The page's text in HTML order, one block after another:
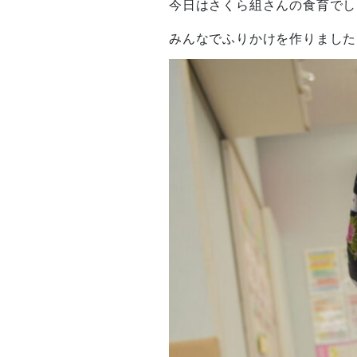
今日はさくら組さんの食育で
みんなでふりかけを作りま